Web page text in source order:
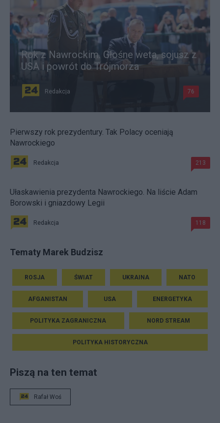
Rok z Nawrockim. Głośne weta, sojusz z
USA i powrót do Trójmorza
Redakcja 76
Pierwszy rok prezydentury. Tak Polacy oceniają
Nawrockiego
Redakcja 213
Ułaskawienia prezydenta Nawrockiego. Na liście Adam
Borowski i gniazdowy Legii
Redakcja 118
Tematy Marek Budzisz
ROSJA ŚWIAT UKRAINA NATO
AFGANISTAN USA ENERGETYKA
POLITYKA ZAGRANICZNA NORD STREAM
POLITYKA HISTORYCZNA
Piszą na ten temat
Rafał Woś